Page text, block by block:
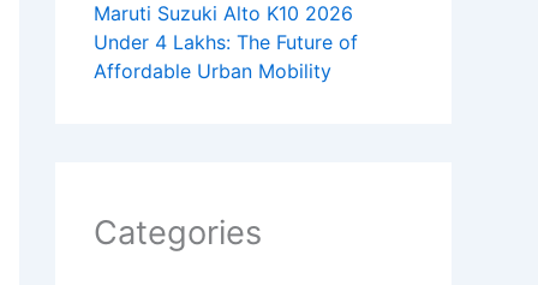
Maruti Suzuki Alto K10 2026
Under 4 Lakhs: The Future of
Affordable Urban Mobility
Categories